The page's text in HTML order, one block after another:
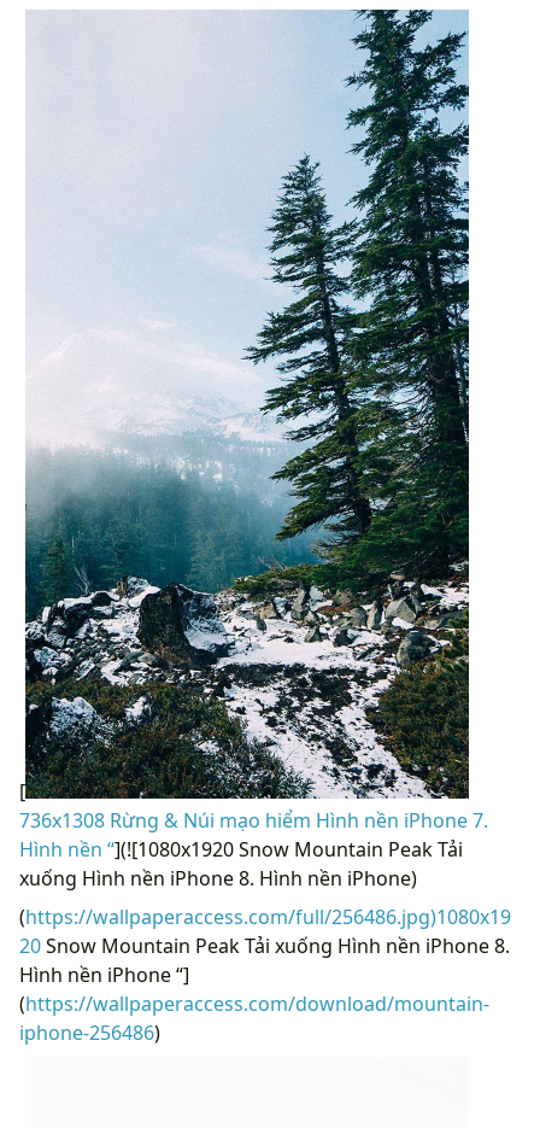
[
736x1308 Rừng & Núi mạo hiểm Hình nền iPhone 7.
Hình nền “](![1080x1920 Snow Mountain Peak Tải
xuống Hình nền iPhone 8. Hình nền iPhone)
(https://wallpaperaccess.com/full/256486.jpg)1080x19
20Snow Mountain Peak Tải xuống Hình nền iPhone 8.
Hình nền iPhone “]
(https://wallpaperaccess.com/download/mountain-
iphone-256486)